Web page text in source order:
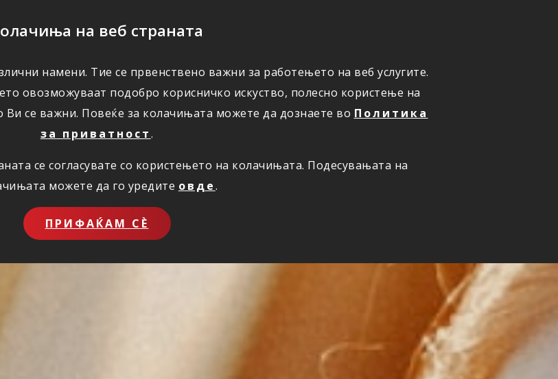
на веб страната
намени. Тие се првенствено важни за работењето на веб услугите.
овозможуваат подобро корисничко искуство, полесно користење на
се важни. Повеќе за колачињата можете да дознаете во Политика
за приватност.
се согласувате со користењето на колачињата. Подесувањата на
можете да го уредите овде.
ПРИФАЌАМ СЀ
КОРИСНО ЗА НАС ОНЛАЈН ПРИЈАВИ ШТЕТА